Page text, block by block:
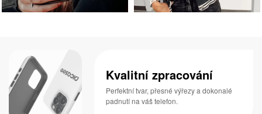
Kvalitní zpracování
Perfektní tvar, přesné výřezy a dokonalé
padnutí na váš telefon.